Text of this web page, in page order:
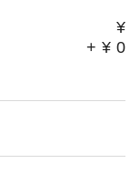
¥
+ ¥ 0